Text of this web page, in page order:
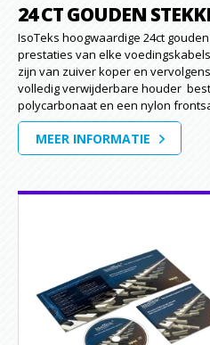
24 CT GOUDEN
IsoTeks hoogwaardige 24ct
prestaties van elke
zijn van zuiver koper en
volledig verwijderbare houder
polycarbonaat en een nylon
MEER INFORMATIE